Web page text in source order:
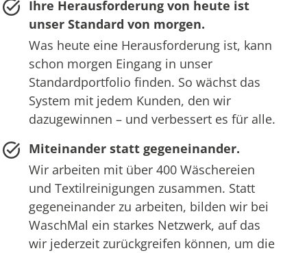
Ihre Herausforderung von heute ist
unser Standard von morgen.
Was heute eine Herausforderung ist, kann
schon morgen Eingang in unser
Standardportfolio finden. So wächst das
System mit jedem Kunden, den wir
dazugewinnen – und verbessert es für alle.
Miteinander statt gegeneinander.
Wir arbeiten mit über 400 Wäschereien
und Textilreinigungen zusammen. Statt
gegeneinander zu arbeiten, bilden wir bei
WaschMal ein starkes Netzwerk, auf das
wir jederzeit zurückgreifen können, um die